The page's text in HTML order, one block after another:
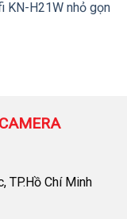
KN-H21W nhỏ gọn
TP.Hồ Chí Minh